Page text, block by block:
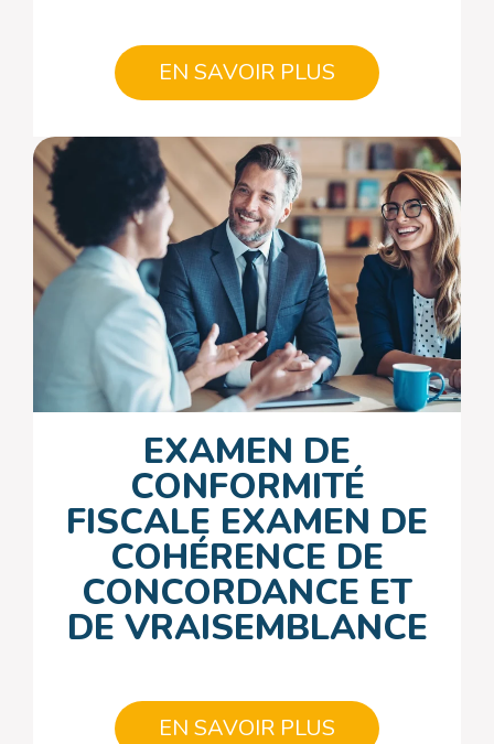
EN SAVOIR PLUS
EXAMEN DE
CONFORMITÉ
FISCALE EXAMEN DE
COHÉRENCE DE
CONCORDANCE ET
DE VRAISEMBLANCE
EN SAVOIR PLUS